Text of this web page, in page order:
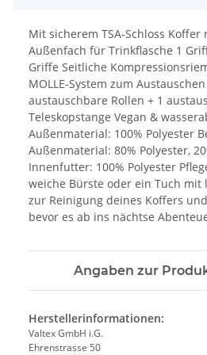
Mit sicherem TSA-Schloss Koffer
Außenfach für Trinkflasche 1
Griffe Seitliche
MOLLE-System zum
austauschbare Rollen + 1
Teleskopstange Vegan &
Außenmaterial: 100% Polyester
Außenmaterial: 80% Polyester,
Innenfutter: 100% Polyester
weiche Bürste oder ein Tuch mit
zur Reinigung deines Koffers
bevor es ab ins nächtse
Angaben zur
Herstellerinformationen:
Valtex GmbH i.G.
Ehrenstrasse 50